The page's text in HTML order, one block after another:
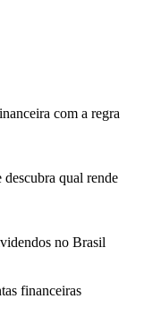
com a regra
qual rende
no Brasil
financeiras